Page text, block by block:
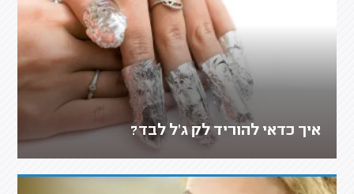
איך כדאי להוריד לק ג'ל לבד?